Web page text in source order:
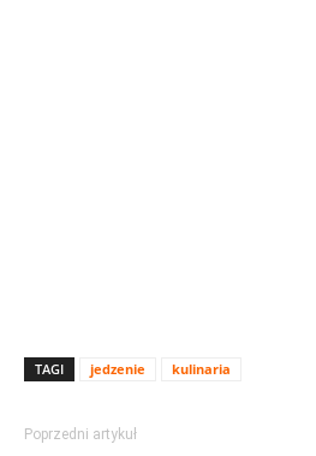
TAGI jedzenie kulinaria
Poprzedni artykuł